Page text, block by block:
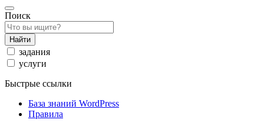
Поиск
Найти
задания
услуги
Быстрые ссылки
База знаний WordPress
Правила